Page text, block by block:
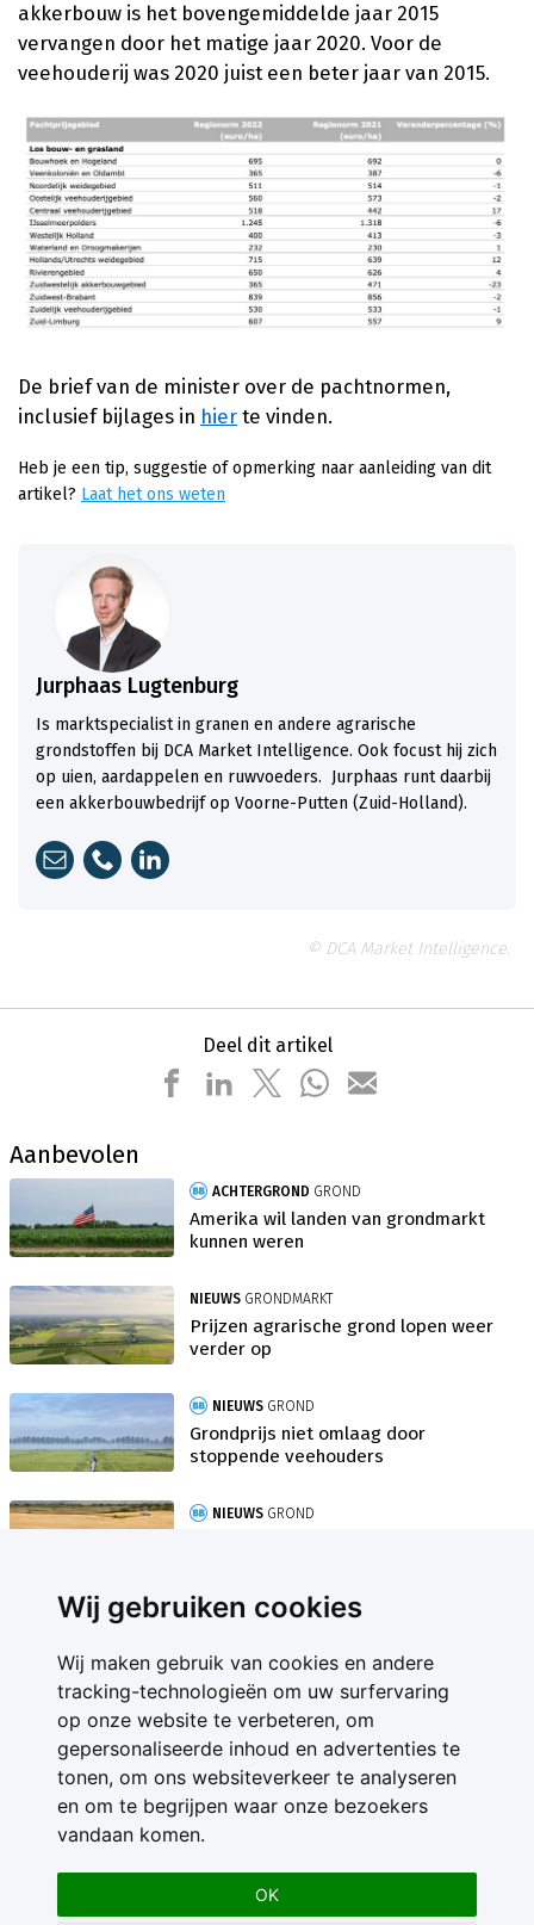
Wij gebruiken cookies
Wij maken gebruik van cookies en andere
tracking-technologieën om uw surfervaring
op onze website te verbeteren, om
gepersonaliseerde inhoud en advertenties te
tonen, om ons websiteverkeer te analyseren
en om te begrijpen waar onze bezoekers
vandaan komen.
OK
akkerbouw is het bovengemiddelde jaar 2015
vervangen door het matige jaar 2020. Voor de
veehouderij was 2020 juist een beter jaar van 2015.
De brief van de minister over de pachtnormen,
inclusief bijlages in hier te vinden.
Heb je een tip, suggestie of opmerking naar aanleiding van dit
artikel? Laat het ons weten
Jurphaas Lugtenburg
Is marktspecialist in granen en andere agrarische
grondstoffen bij DCA Market Intelligence. Ook focust hij zich
op uien, aardappelen en ruwvoeders. Jurphaas runt daarbij
een akkerbouwbedrijf op Voorne-Putten (Zuid-Holland).
© DCA Market Intelligence.
Deel dit artikel
Aanbevolen
ACHTERGROND GROND
Amerika wil landen van grondmarkt
kunnen weren
NIEUWS GRONDMARKT
Prijzen agrarische grond lopen weer
verder op
NIEUWS GROND
Grondprijs niet omlaag door
stoppende veehouders
NIEUWS GROND
Contact
Feedback
Nieuwsbrief
Adverteren
Gebruikersvoorwaarden
Privacy Statement